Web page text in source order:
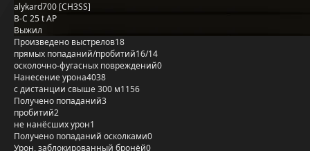
alykard700 [CH3SS]
B-C 25 t AP
Выжил
Произведено выстрелов18
прямых попаданий/пробитий16/14
осколочно-фугасных повреждений0
Нанесение урона4038
с дистанции свыше 300 м1156
Получено попаданий3
пробитий2
не нанёсших урон1
Получено попаданий осколками0
Урон, заблокированный бронёй0